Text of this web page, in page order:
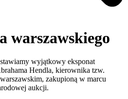
warszawskiego
wyjątkowy eksponat
Hendla, kierownika tzw.
zakupioną w marcu
aukcji.